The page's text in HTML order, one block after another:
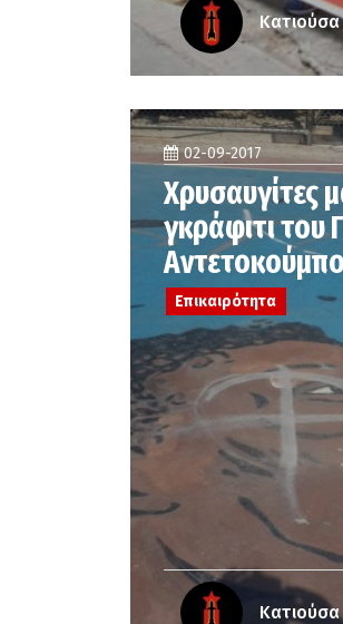
Κατιούσα
02-09-2017
Χρυσαυγίτες
γκράφιτι του
Επικαιρότητα
Κατιούσα